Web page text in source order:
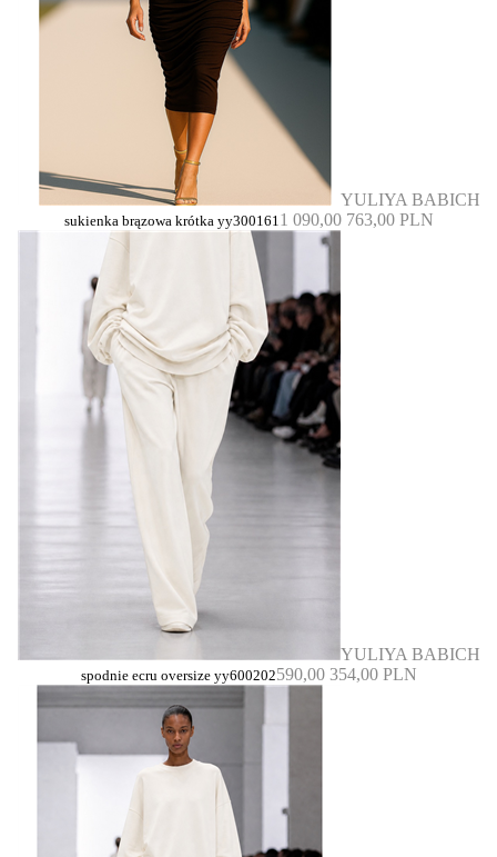
YULIYA BABICH
sukienka brązowa krótka yy3001611 090,00 763,00 PLN
YULIYA BABICH
spodnie ecru oversize yy600202590,00 354,00 PLN